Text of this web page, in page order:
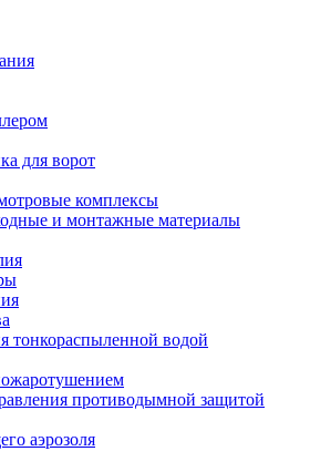
для ворот
комплексы
и монтажные материалы
тонкораспыленной водой
противодымной защитой
аэрозоля